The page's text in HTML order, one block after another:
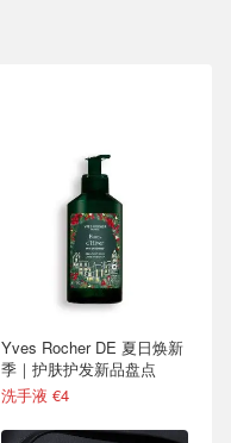
Yves Rocher DE 夏日焕新
季｜护肤护发新品盘点
洗手液 €4